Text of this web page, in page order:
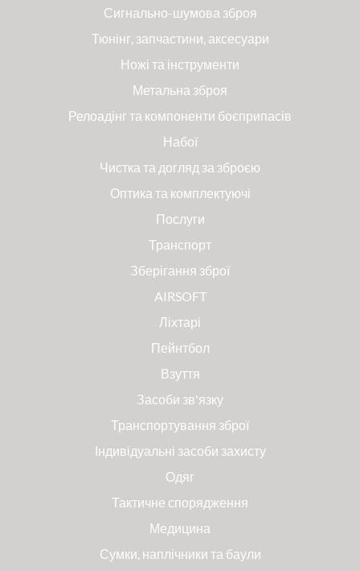
Сигнально-шумова зброя
Тюнінг, запчастини, аксесуари
Ножі та інструменти
Метальна зброя
Релоадінг та компоненти боєприпасів
Набої
Чистка та догляд за зброєю
Оптика та комплектуючі
Послуги
Транспорт
Зберігання зброї
AIRSOFT
Ліхтарі
Пейнтбол
Взуття
Засоби зв'язку
Транспортування зброї
Індивідуальні засоби захисту
Одяг
Тактичне спорядження
Медицина
Сумки, наплічники та баули